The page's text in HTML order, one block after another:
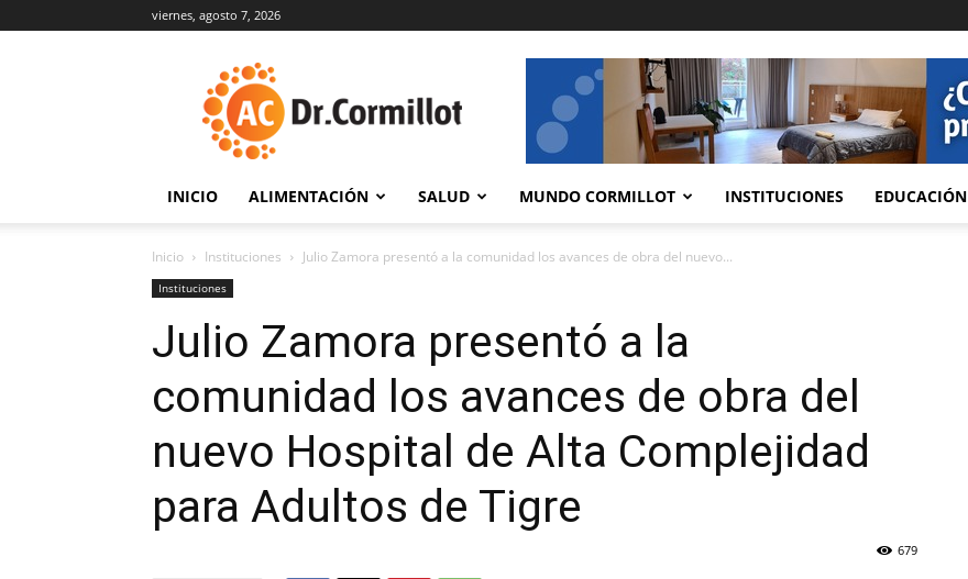
viernes, agosto 7, 2026
INICIO ALIMENTACIÓN SALUD MUNDO CORMILLOT INSTITUCIONES EDUCACIÓN
Inicio Instituciones Julio Zamora presentó a la comunidad los avances de obra del nuevo...
Instituciones
Julio Zamora presentó a la
comunidad los avances de obra del
nuevo Hospital de Alta Complejidad
para Adultos de Tigre
679